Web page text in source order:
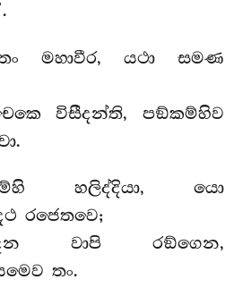
මහාවීර, යථා සමණ
විසීදන්ති, පඞ්කම්හිව
හලිද්දියා, යො
රජෙතවෙ;
වාපි රඞ්ගෙන,
තං.